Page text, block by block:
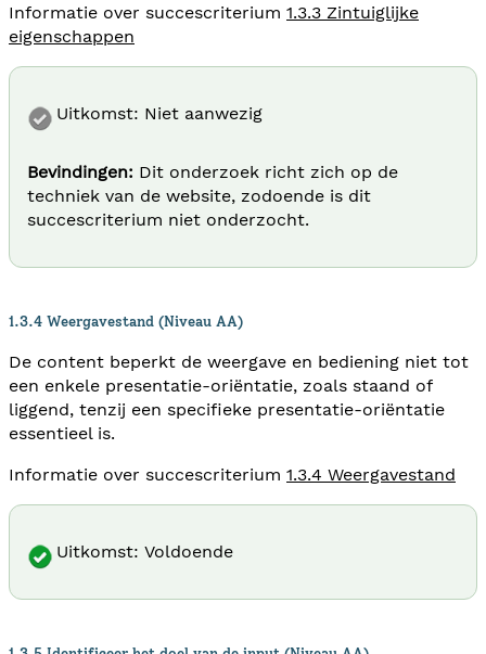
Informatie over succescriterium 1.3.3 Zintuiglijke
eigenschappen
Uitkomst: Niet aanwezig
Bevindingen: Dit onderzoek richt zich op de
techniek van de website, zodoende is dit
succescriterium niet onderzocht.
1.3.4 Weergavestand (Niveau AA)
De content beperkt de weergave en bediening niet tot
een enkele presentatie-oriëntatie, zoals staand of
liggend, tenzij een specifieke presentatie-oriëntatie
essentieel is.
Informatie over succescriterium 1.3.4 Weergavestand
Uitkomst: Voldoende